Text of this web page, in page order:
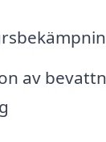
av